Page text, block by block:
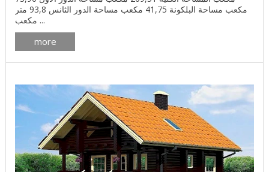
مكعب مساحة البلكونة 41,75 مكعب مساحة الدور الثانس 93,8 متر
مكعب ...
more